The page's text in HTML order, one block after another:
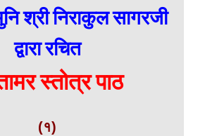
श्री निराकुल सागरजी
द्वारा रचित
स्तोत्र पाठ
(१)